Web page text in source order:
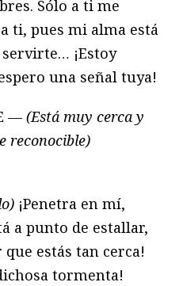
Sólo a ti me
ti, pues mi alma está
¡Estoy
una señal tuya!
— (Está muy cerca y
reconocible)
¡Penetra en mí,
a punto de estallar,
estás tan cerca!
tormenta!